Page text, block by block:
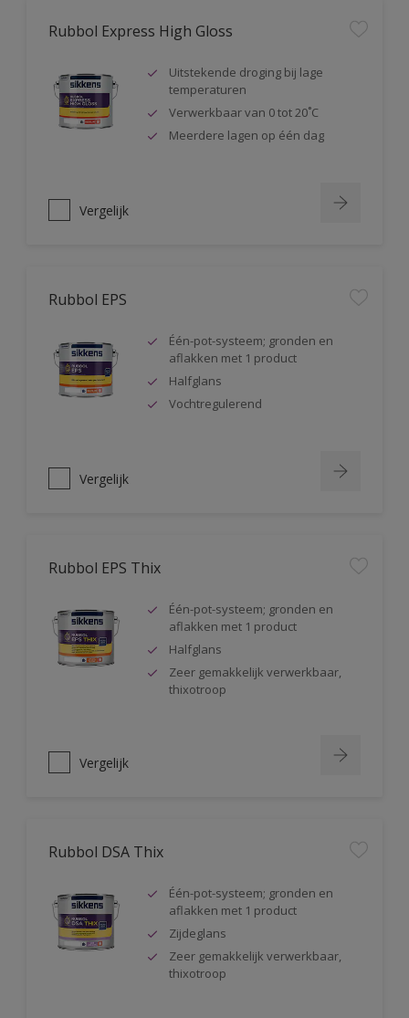
Rubbol Express High Gloss
Uitstekende droging bij lage
temperaturen
Verwerkbaar van 0 tot 20˚C
Meerdere lagen op één dag
Vergelijk
Rubbol EPS
Één-pot-systeem; gronden en
aflakken met 1 product
Halfglans
Vochtregulerend
Vergelijk
Rubbol EPS Thix
Één-pot-systeem; gronden en
aflakken met 1 product
Halfglans
Zeer gemakkelijk verwerkbaar,
thixotroop
Vergelijk
Rubbol DSA Thix
Één-pot-systeem; gronden en
aflakken met 1 product
Zijdeglans
Zeer gemakkelijk verwerkbaar,
thixotroop